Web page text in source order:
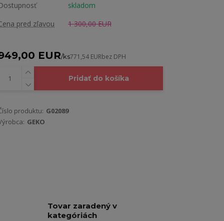
skladom
pred zľavou
1 300,00 EUR
EUR/ks771,54 EURbez DPH
Pridať do košíka
produktu: G02089
GEKO
Tovar zaradený v
kategóriách